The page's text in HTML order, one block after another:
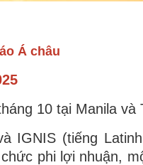
Á châu
10 tại Manila và
IGNIS (tiếng
phi lợi nhuận,